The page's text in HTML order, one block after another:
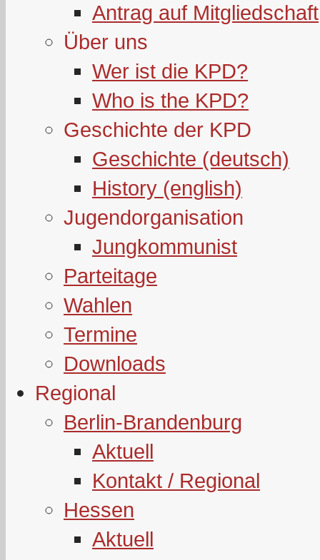
Antrag auf Mitgliedschaft
Über uns
Wer ist die KPD?
Who is the KPD?
Geschichte der KPD
Geschichte (deutsch)
History (english)
Jugendorganisation
Jungkommunist
Parteitage
Wahlen
Termine
Downloads
Regional
Berlin-Brandenburg
Aktuell
Kontakt / Regional
Hessen
Aktuell